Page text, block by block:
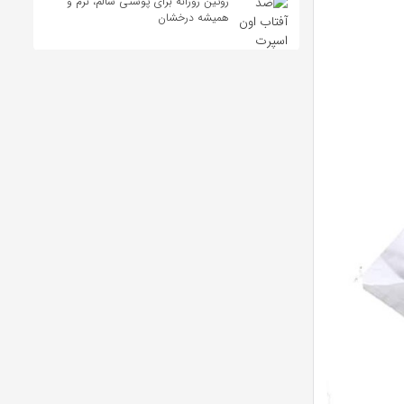
همیشه درخشان